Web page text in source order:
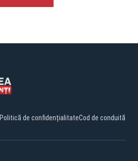
Politică de confidențialitateCod de conduită